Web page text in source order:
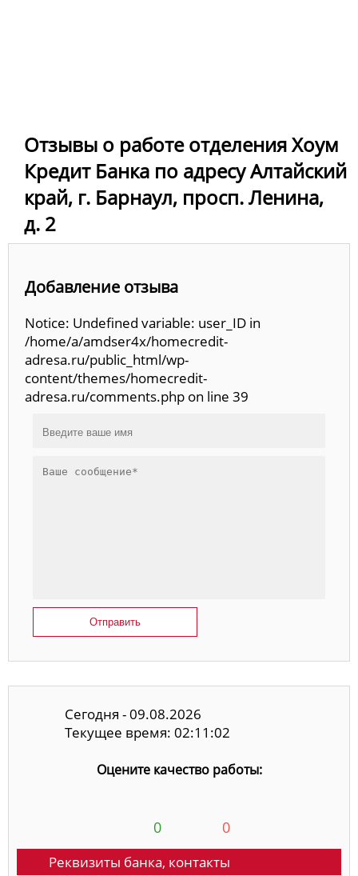
Отзывы о работе отделения Хоум
Кредит Банка по адресу Алтайский
край, г. Барнаул, просп. Ленина,
д. 2
Добавление отзыва
Notice: Undefined variable: user_ID in
/home/a/amdser4x/homecredit-
adresa.ru/public_html/wp-
content/themes/homecredit-
adresa.ru/comments.php on line 39
Отправить
Сегодня - 09.08.2026
Текущее время: 02:11:02
Оцените качество работы:
0 0
Реквизиты банка, контакты